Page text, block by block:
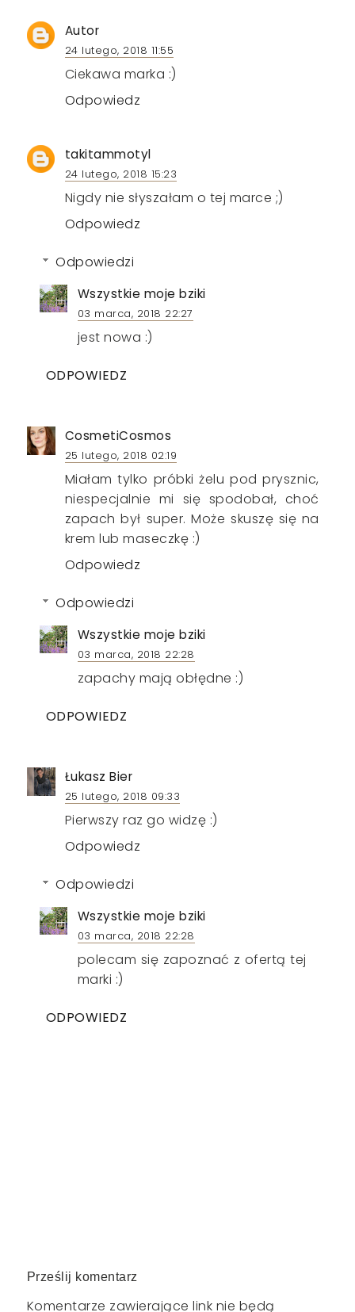
Autor
24 lutego, 2018 11:55
Ciekawa marka :)
Odpowiedz
takitammotyl
24 lutego, 2018 15:23
Nigdy nie słyszałam o tej marce ;)
Odpowiedz
Odpowiedzi
Wszystkie moje bziki
03 marca, 2018 22:27
jest nowa :)
ODPOWIEDZ
CosmetiCosmos
25 lutego, 2018 02:19
Miałam tylko próbki żelu pod prysznic,
niespecjalnie mi się spodobał, choć
zapach był super. Może skuszę się na
krem lub maseczkę :)
Odpowiedz
Odpowiedzi
Wszystkie moje bziki
03 marca, 2018 22:28
zapachy mają obłędne :)
ODPOWIEDZ
Łukasz Bier
25 lutego, 2018 09:33
Pierwszy raz go widzę :)
Odpowiedz
Odpowiedzi
Wszystkie moje bziki
03 marca, 2018 22:28
polecam się zapoznać z ofertą tej
marki :)
ODPOWIEDZ
Prześlij komentarz
Komentarze zawierające link nie będą